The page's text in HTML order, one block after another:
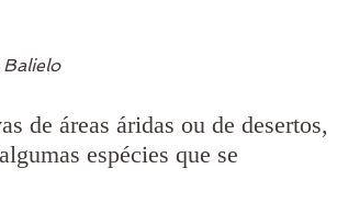
de áreas áridas ou de desertos,
espécies que se